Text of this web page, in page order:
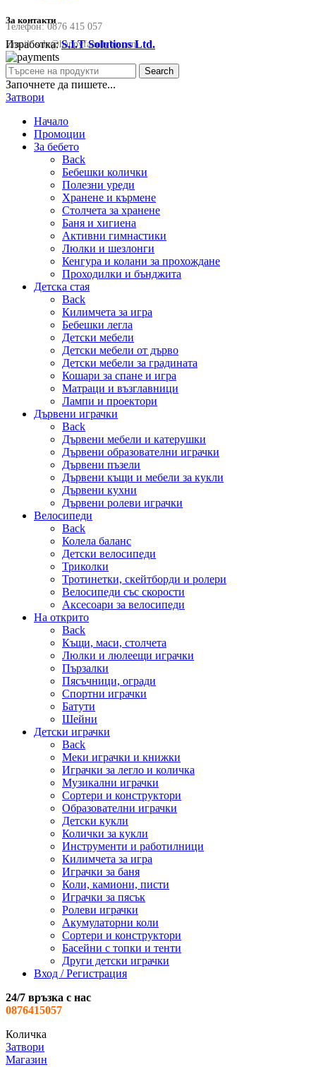
За контакти
Телефон:0876 415 057
Email:sale@happyfamilybg.com
Изработка:S.I.T Solutions Ltd.
Search
Започнете да пишете...
Затвори
Начало
Промоции
За бебето
Back
Бебешки колички
Полезни уреди
Хранене и кърмене
Столчета за хранене
Баня и хигиена
Активни гимнастики
Люлки и шезлонги
Кенгура и колани за прохождане
Проходилки и бънджита
Детска стая
Back
Килимчета за игра
Бебешки легла
Детски мебели
Детски мебели от дърво
Детски мебели за градината
Кошари за спане и игра
Матраци и възглавници
Лампи и проектори
Дървени играчки
Back
Дървени мебели и катерушки
Дървени образователни играчки
Дървени пъзели
Дървени къщи и мебели за кукли
Дървени кухни
Дървени ролеви играчки
Велосипеди
Back
Колела баланс
Детски велосипеди
Триколки
Тротинетки, скейтборди и ролери
Велосипеди със скорости
Аксесоари за велосипеди
На открито
Back
Къщи, маси, столчета
Люлки и люлеещи играчки
Пързалки
Пясъчници, огради
Спортни играчки
Батути
Шейни
Детски играчки
Back
Меки играчки и книжки
Играчки за легло и количка
Музикални играчки
Сортери и конструктори
Образователни играчки
Детски кукли
Колички за кукли
Инструменти и работилници
Килимчета за игра
Играчки за баня
Коли, камиони, писти
Играчки за пясък
Ролеви играчки
Акумулаторни коли
Сортери и конструктори
Басейни с топки и тенти
Други детски играчки
Вход / Регистрация
24/7 връзка с нас
0876415057
Количка
Затвори
Магазин